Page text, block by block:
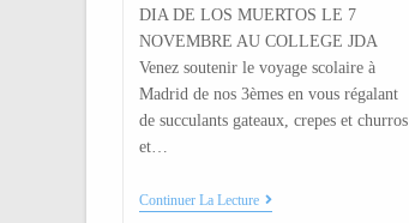
DIA DE LOS MUERTOS LE 7
NOVEMBRE AU COLLEGE JDA
Venez soutenir le voyage scolaire à
Madrid de nos 3èmes en vous régalant
de succulants gateaux, crepes et churros
et…
Continuer La Lecture